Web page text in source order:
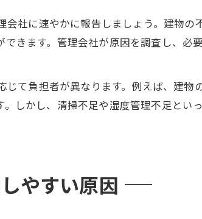
会社に速やかに報告しましょう。建物
きます。管理会社が原因を調査し、必
じて負担者が異なります。例えば、建
しかし、清掃不足や湿度管理不足とい
やすい原因